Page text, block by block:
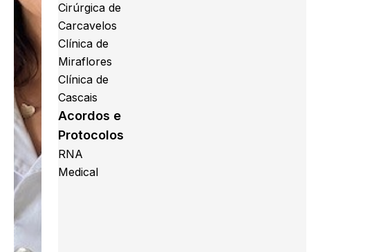
Cirúrgica de
Carcavelos
Clínica de
Miraflores
Clínica de
Cascais
Acordos e
Protocolos
RNA
Medical